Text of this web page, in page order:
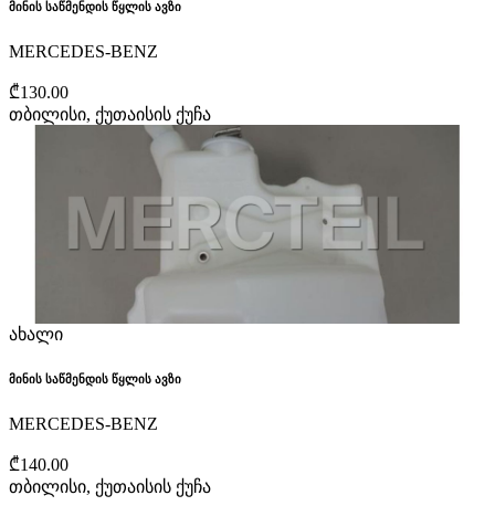
მინის საწმენდის წყლის ავზი
MERCEDES-BENZ
₾130.00
თბილისი, ქუთაისის ქუჩა
ახალი
მინის საწმენდის წყლის ავზი
MERCEDES-BENZ
₾140.00
თბილისი, ქუთაისის ქუჩა